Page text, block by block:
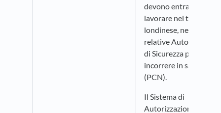
devono entrare e
lavorare nel territorio
londinese,
relative Autorizzazioni
di Sicurezza per non
incorrere in sanzioni
(PCN).
Il Sistema di
Autorizzazioni di